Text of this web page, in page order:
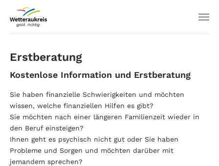
Erstberatung
Kostenlose Information und Erstberatung
Sie haben finanzielle Schwierigkeiten und möchten
wissen, welche finanziellen Hilfen es gibt?
Sie möchten nach einer längeren Familienzeit wieder in
den Beruf einsteigen?
Ihnen geht es psychisch nicht gut oder Sie haben
Probleme und Sorgen und möchten darüber mit
jemandem sprechen?